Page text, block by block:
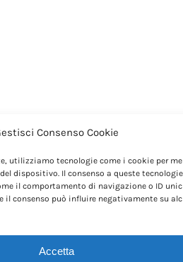
Consenso Cookie
utilizziamo tecnologie come i cookie per
dispositivo. Il consenso a queste
il comportamento di navigazione o ID
il consenso può influire negativamente su
Accetta